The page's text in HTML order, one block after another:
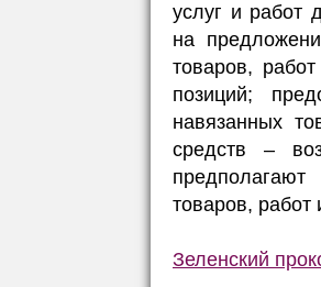
услуг и работ
на
товаров,
позиций;
навязанных
средств –
товаров,
Зеленский